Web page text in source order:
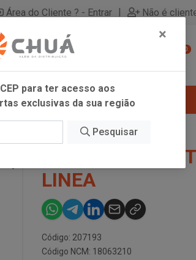
Área do Cliente ? - Entrar | Não é
0
CHOCOLATE
LINEA
Código: 207193
Código NCM: 18063210
×
para ter acesso aos
exclusivas da sua região
Pesquisar